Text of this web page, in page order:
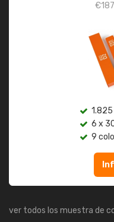
€
1.825
6 x
9
ver todos los muestra de